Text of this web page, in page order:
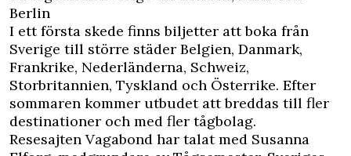
Berlin
I ett första skede finns biljetter att boka från
Sverige till större städer Belgien, Danmark,
Frankrike, Nederländerna, Schweiz,
Storbritannien, Tyskland och Österrike. Efter
sommaren kommer utbudet att breddas till fler
destinationer och med fler tågbolag.
Resesajten Vagabond har talat med Susanna